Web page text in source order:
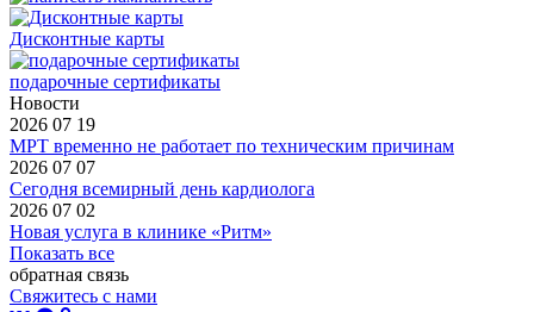
Дисконтные карты
подарочные сертификаты
Новости
2026 07 19
МРТ временно не работает по техническим причинам
2026 07 07
Сегодня всемирный день кардиолога
2026 07 02
Новая услуга в клинике «Ритм»
Показать все
обратная связь
Свяжитесь с нами